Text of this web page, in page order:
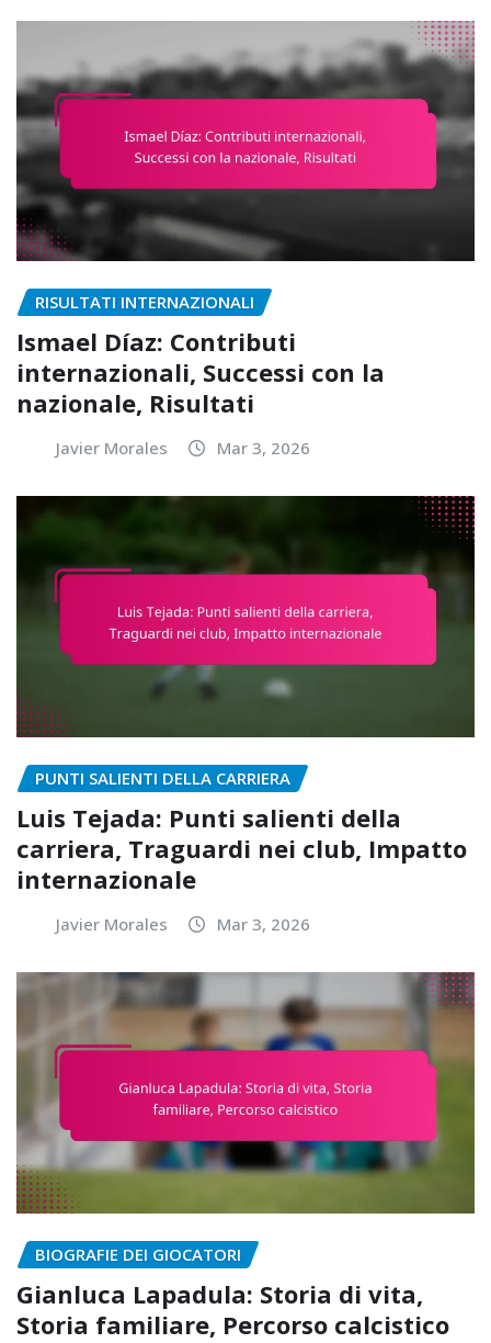
RISULTATI INTERNAZIONALI
Ismael Díaz: Contributi
internazionali, Successi con la
nazionale, Risultati
Javier Morales Mar 3, 2026
PUNTI SALIENTI DELLA CARRIERA
Luis Tejada: Punti salienti della
carriera, Traguardi nei club, Impatto
internazionale
Javier Morales Mar 3, 2026
BIOGRAFIE DEI GIOCATORI
Gianluca Lapadula: Storia di vita,
Storia familiare, Percorso calcistico